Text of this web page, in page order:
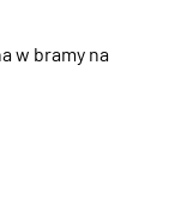
w bramy na